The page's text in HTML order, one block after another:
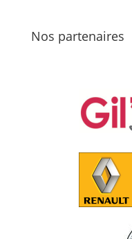
Nos partenaires